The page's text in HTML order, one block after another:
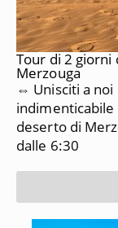
Tour di 2 giorni
Merzouga
⇔ Unisciti a
deserto di
dalle 6:30